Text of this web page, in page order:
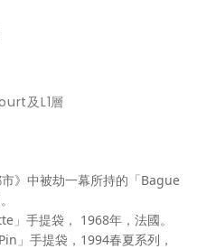
及L1層
》中被劫一幕所持的「Bague
」手提袋， 1968年，法國。
」手提袋，1994春夏系列，